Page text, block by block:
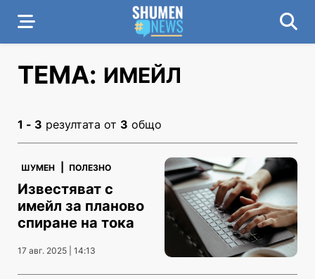
ТЕМА: ИМЕЙЛ
1 - 3 резултата от 3 общо
ШУМЕН ПОЛЕЗНО
Известяват с
имейл за планово
спиране на тока
17 авг. 2025 | 14:13